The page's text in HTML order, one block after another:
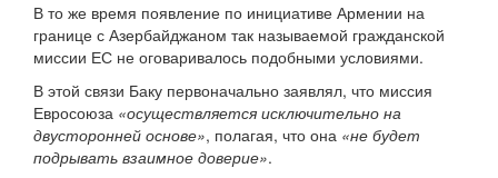
В то же время появление по инициативе Армении на
границе с Азербайджаном так называемой гражданской
миссии ЕС не оговаривалось подобными условиями.
В этой связи Баку первоначально заявлял, что миссия
Евросоюза «осуществляется исключительно на
двусторонней основе», полагая, что она «не будет
подрывать взаимное доверие».